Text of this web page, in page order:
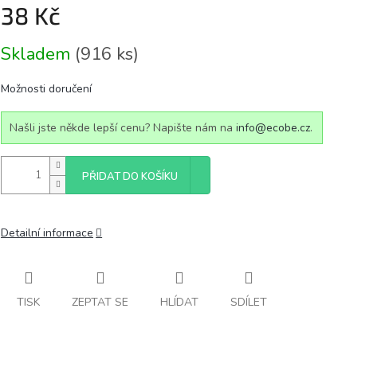
38 Kč
cena:
Skladem (916 ks)
Možnosti doručení
Našli jste někde lepší cenu? Napište nám na info@ecobe.cz.
PŘIDAT DO KOŠÍKU
Detailní informace
TISK ZEPTAT SE HLÍDAT SDÍLET